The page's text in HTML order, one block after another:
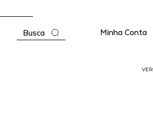
Busca Minha Conta
VER